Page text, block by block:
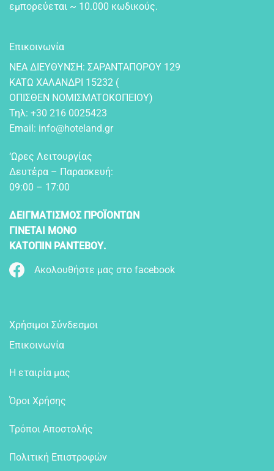
εμπορεύεται ~ 10.000 κωδικούς.
Επικοινωνία
NEA ΔIEYΘYNΣH: ΣAPANTAΠOPOY 129
KATΩ XAΛANΔPI 15232 (
OΠIΣΘEN NOMIΣMATOKOΠEIOY)
Τηλ: +30 216 0025423
Email: info@hoteland.gr
‘Ωρες Λειτουργίας
Δευτέρα – Παρασκευή:
09:00 – 17:00
ΔΕΙΓΜΑΤΙΣΜΟΣ ΠΡΟΪΟΝΤΩΝ
ΓΙΝΕΤΑΙ ΜΟΝΟ
ΚΑΤΟΠΙΝ ΡΑΝΤΕΒΟΥ.
Ακολουθήστε μας στο facebook
Χρήσιμοι Σύνδεσμοι
Επικοινωνία
Η εταιρία μας
Όροι Χρήσης
Τρόποι Αποστολής
Πολιτική Επιστροφών